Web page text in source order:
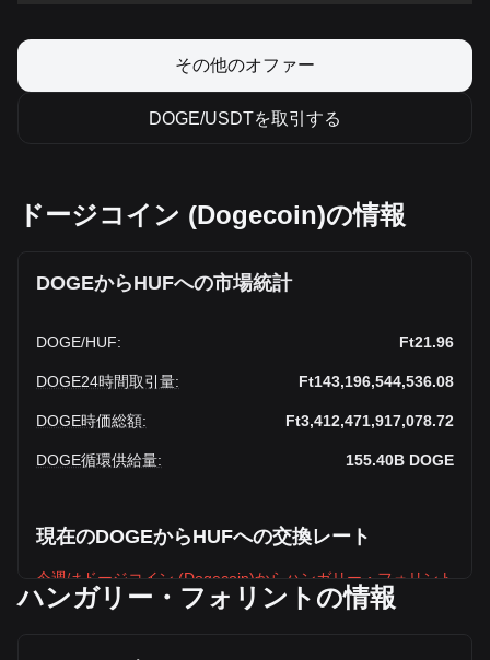
その他のオファー
DOGE/USDTを取引する
ドージコイン (Dogecoin)の情報
DOGEからHUFへの市場統計
DOGE/HUF: Ft21.96
DOGE24時間取引量: Ft143,196,544,536.08
DOGE時価総額: Ft3,412,471,917,078.72
DOGE循環供給量: 155.40B DOGE
現在のDOGEからHUFへの交換レート
今週はドージコイン (Dogecoin)からハンガリー・フォリント
が下落しています
ハンガリー・フォリントの情報